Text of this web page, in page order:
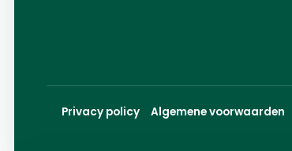
Privacy policy Algemene voorwaarden